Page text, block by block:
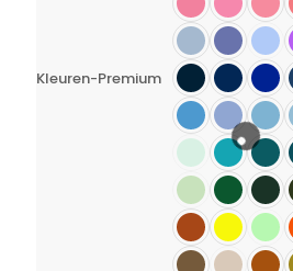
Kleuren-Premium